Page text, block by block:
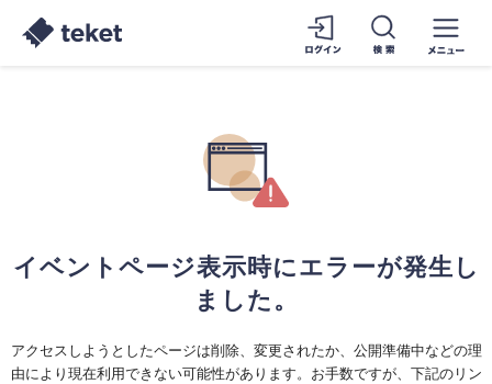
イベントページ表示時にエラーが発生し
ました。
アクセスしようとしたページは削除、変更されたか、公開準備中などの理
由により現在利用できない可能性があります。お手数ですが、下記のリン